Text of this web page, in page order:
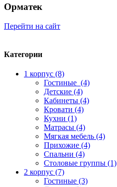
Орматек
Перейти на сайт
Категории
1 корпус (8)
Гостиные (4)
Детские (4)
Кабинеты (4)
Кровати (4)
Кухни (1)
Матрасы (4)
Мягкая мебель (4)
Прихожие (4)
Спальни (4)
Столовые группы (1)
2 корпус (7)
Гостиные (3)